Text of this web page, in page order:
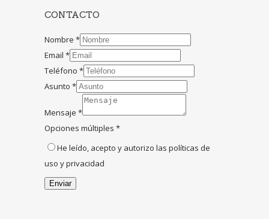
CONTACTO
Nombre *
Email *
Teléfono *
Asunto *
Mensaje *
Opciones múltiples *
He leído, acepto y autorizo las políticas de
uso y privacidad
Enviar